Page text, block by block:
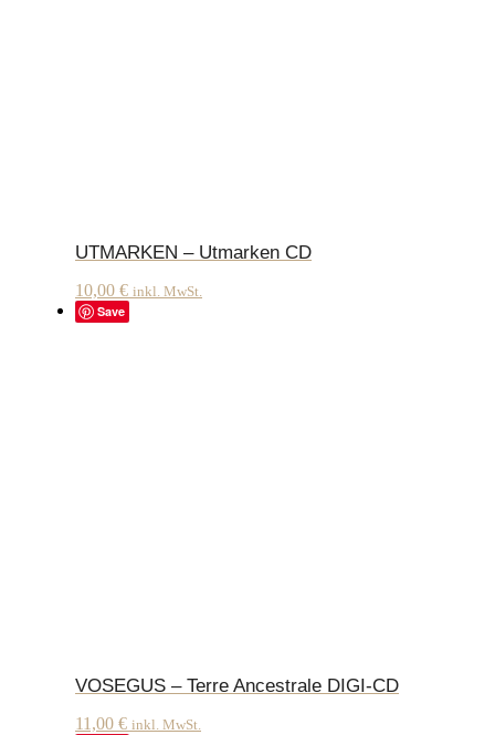
UTMARKEN – Utmarken CD
10,00 € inkl. MwSt.
Save
VOSEGUS – Terre Ancestrale DIGI-CD
11,00 € inkl. MwSt.